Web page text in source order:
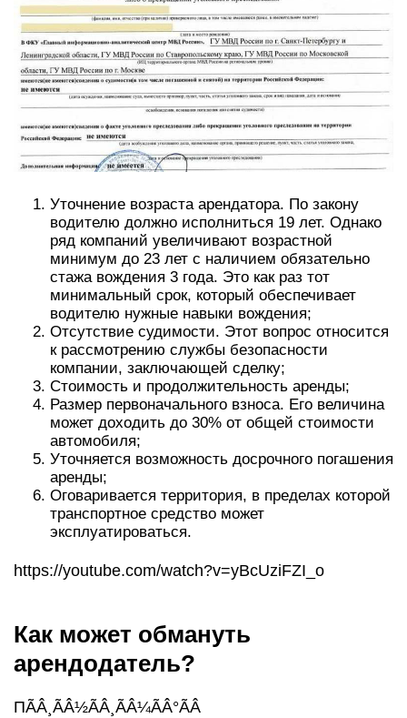
Уточнение возраста арендатора. По закону
водителю должно исполниться 19 лет. Однако
ряд компаний увеличивают возрастной
минимум до 23 лет с наличием обязательно
стажа вождения 3 года. Это как раз тот
минимальный срок, который обеспечивает
водителю нужные навыки вождения;
Отсутствие судимости. Этот вопрос относится
к рассмотрению службы безопасности
компании, заключающей сделку;
Стоимость и продолжительность аренды;
Размер первоначального взноса. Его величина
может доходить до 30% от общей стоимости
автомобиля;
Уточняется возможность досрочного погашения
аренды;
Оговаривается территория, в пределах которой
транспортное средство может
эксплуатироваться.
https://youtube.com/watch?v=yBcUziFZI_o
Как может обмануть
арендодатель?
ПÃÂ¸ÃÂ½ÃÂ¸ÃÂ¼ÃÂ°ÃÂ